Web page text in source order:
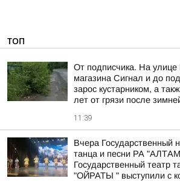
ТОП
От подписчика. На
магазина Сигнал и до
зарос кустарником, а
лет от грязи после
11:39
Вчера Государственный
танца и песни РА
Государственный театр
"ОЙРАТЫ " выступили с